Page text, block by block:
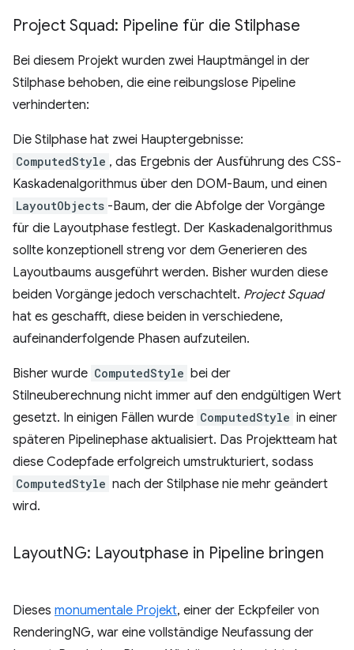
Project Squad: Pipeline für die Stilphase
Bei diesem Projekt wurden zwei Hauptmängel in der
Stilphase behoben, die eine reibungslose Pipeline
verhinderten:
Die Stilphase hat zwei Hauptergebnisse:
ComputedStyle , das Ergebnis der Ausführung des CSS-
Kaskadenalgorithmus über den DOM-Baum, und einen
LayoutObjects -Baum, der die Abfolge der Vorgänge
für die Layoutphase festlegt. Der Kaskadenalgorithmus
sollte konzeptionell streng vor dem Generieren des
Layoutbaums ausgeführt werden. Bisher wurden diese
beiden Vorgänge jedoch verschachtelt. Project Squad
hat es geschafft, diese beiden in verschiedene,
aufeinanderfolgende Phasen aufzuteilen.
Bisher wurde ComputedStyle bei der
Stilneuberechnung nicht immer auf den endgültigen Wert
gesetzt. In einigen Fällen wurde ComputedStyle in einer
späteren Pipelinephase aktualisiert. Das Projektteam hat
diese Codepfade erfolgreich umstrukturiert, sodass
ComputedStyle nach der Stilphase nie mehr geändert
wird.
LayoutNG: Layoutphase in Pipeline bringen
Dieses monumentale Projekt, einer der Eckpfeiler von
RenderingNG, war eine vollständige Neufassung der